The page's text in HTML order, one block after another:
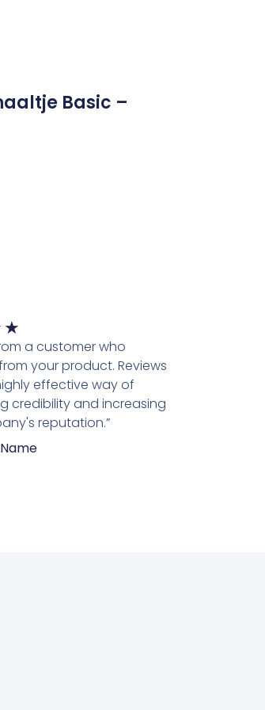
Basic –
★
5
van
5
a customer who
your product. Reviews
effective way of
credibility and increasing
reputation.”